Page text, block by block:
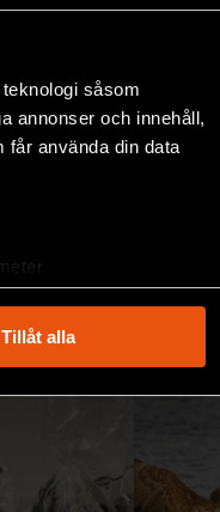
såsom
annonser och innehåll,
använda din data
. Du kan ändra
funktioner för
från din enhet
informationen
tjänster.
Tillåt alla
Därför
sjöar allt
tidiga
förändringar.